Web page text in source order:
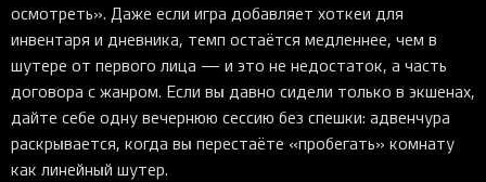
осмотреть». Даже если игра добавляет хоткеи для
инвентаря и дневника, темп остаётся медленнее, чем в
шутере от первого лица — и это не недостаток, а часть
договора с жанром. Если вы давно сидели только в экшенах,
дайте себе одну вечернюю сессию без спешки: адвенчура
раскрывается, когда вы перестаёте «пробегать» комнату
как линейный шутер.